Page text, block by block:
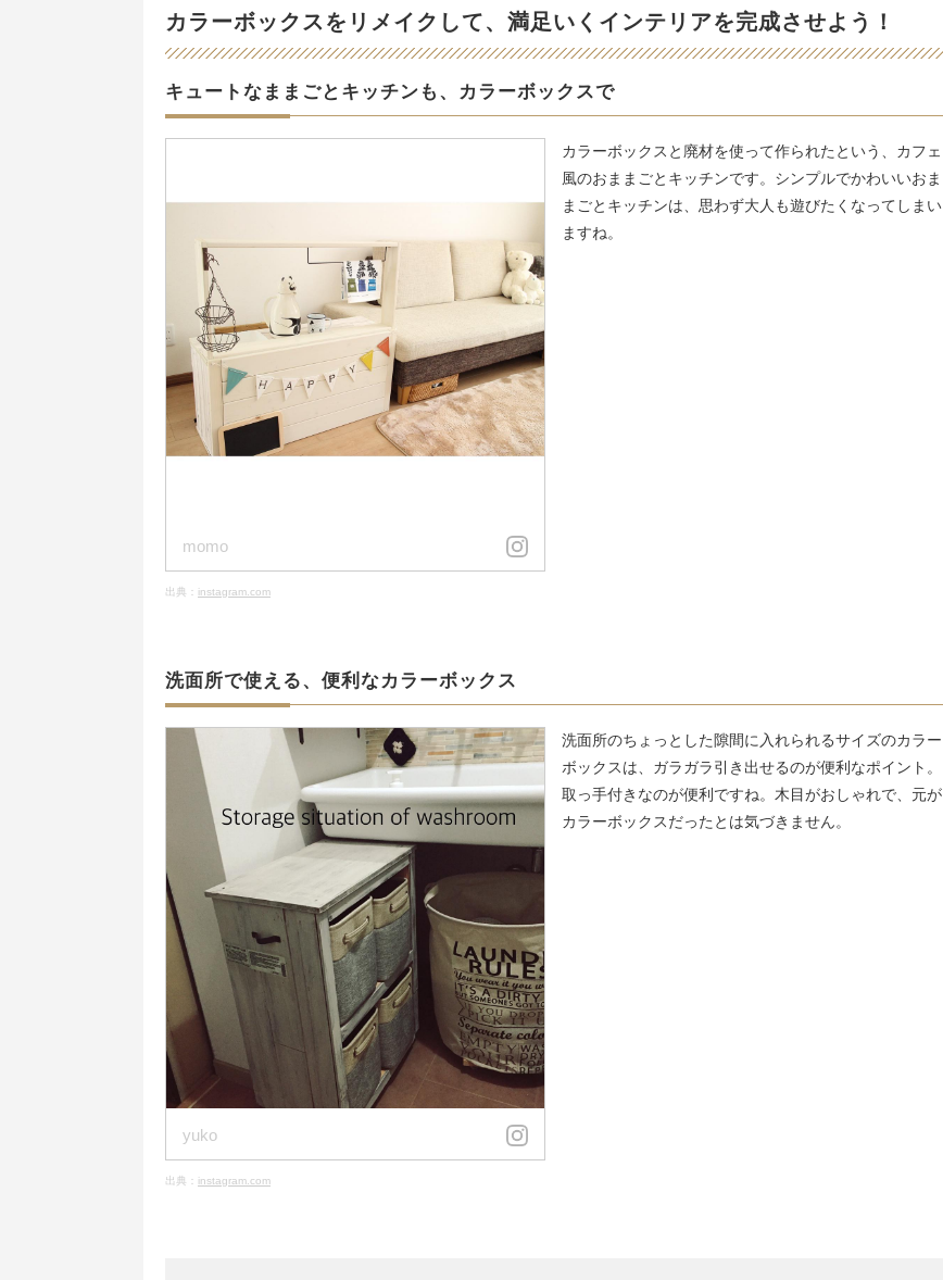
カラーボックスをリメイクして、満足いくインテリアを完成させよう！
キュートなままごとキッチンも、カラーボックスで
momo
出典： instagram.com
カラーボックスと廃材を使って作られたという、カフェ
風のおままごとキッチンです。シンプルでかわいいおま
まごとキッチンは、思わず大人も遊びたくなってしまい
ますね。
洗面所で使える、便利なカラーボックス
yuko
出典： instagram.com
洗面所のちょっとした隙間に入れられるサイズのカラー
ボックスは、ガラガラ引き出せるのが便利なポイント。
取っ手付きなのが便利ですね。木目がおしゃれで、元が
カラーボックスだったとは気づきません。